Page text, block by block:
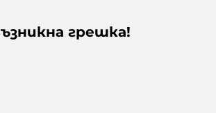
грешка!